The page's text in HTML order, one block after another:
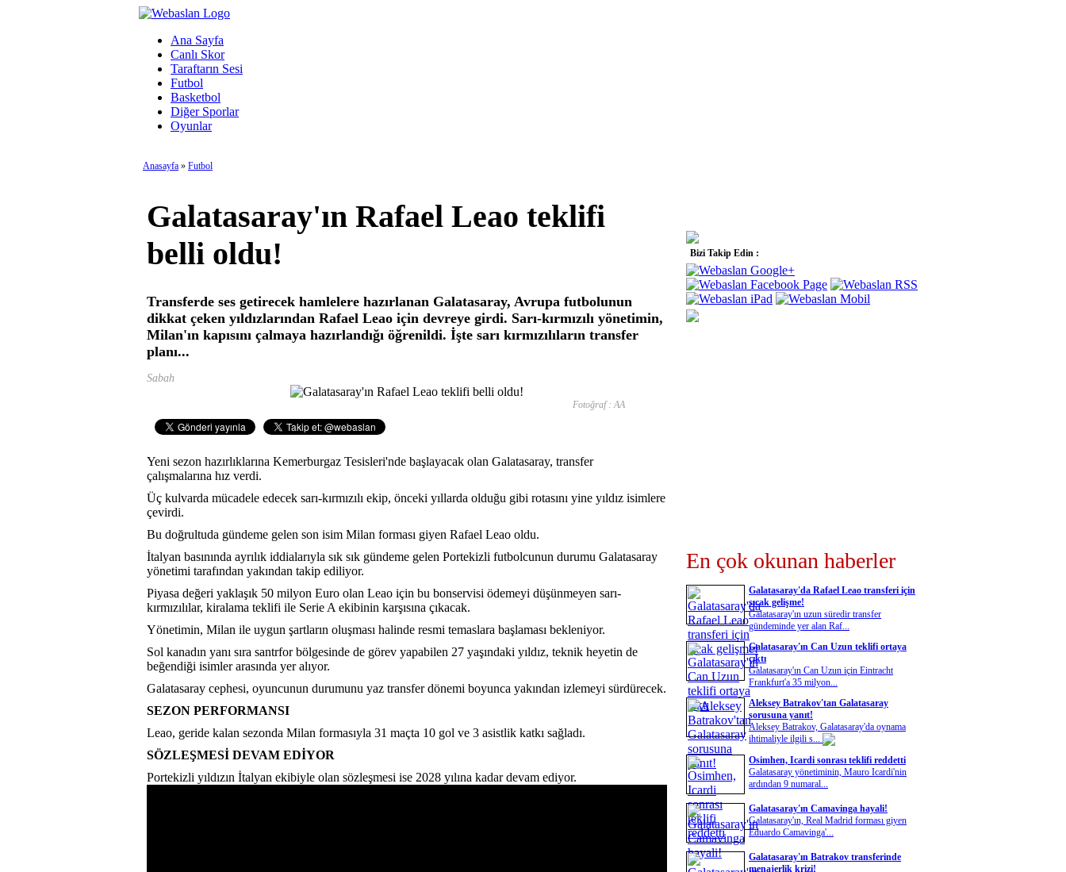
Ana Sayfa
Canlı Skor
Taraftarın Sesi
Futbol
Basketbol
Diğer Sporlar
Oyunlar
Anasayfa » Futbol
Galatasaray'ın Rafael Leao teklifi
belli oldu!
Transferde ses getirecek hamlelere hazırlanan Galatasaray, Avrupa futbolunun
dikkat çeken yıldızlarından Rafael Leao için devreye girdi. Sarı-kırmızılı yönetimin,
Milan'ın kapısını çalmaya hazırlandığı öğrenildi. İşte sarı kırmızılıların transfer
planı...
Sabah
Fotoğraf : AA
Yeni sezon hazırlıklarına Kemerburgaz Tesisleri'nde başlayacak olan Galatasaray, transfer
çalışmalarına hız verdi.
Üç kulvarda mücadele edecek sarı-kırmızılı ekip, önceki yıllarda olduğu gibi rotasını yine yıldız isimlere
çevirdi.
Bu doğrultuda gündeme gelen son isim Milan forması giyen Rafael Leao oldu.
İtalyan basınında ayrılık iddialarıyla sık sık gündeme gelen Portekizli futbolcunun durumu Galatasaray
yönetimi tarafından yakından takip ediliyor.
Piyasa değeri yaklaşık 50 milyon Euro olan Leao için bu bonservisi ödemeyi düşünmeyen sarı-
kırmızılılar, kiralama teklifi ile Serie A ekibinin karşısına çıkacak.
Yönetimin, Milan ile uygun şartların oluşması halinde resmi temaslara başlaması bekleniyor.
Sol kanadın yanı sıra santrfor bölgesinde de görev yapabilen 27 yaşındaki yıldız, teknik heyetin de
beğendiği isimler arasında yer alıyor.
Galatasaray cephesi, oyuncunun durumunu yaz transfer dönemi boyunca yakından izlemeyi sürdürecek.
SEZON PERFORMANSI
Leao, geride kalan sezonda Milan formasıyla 31 maçta 10 gol ve 3 asistlik katkı sağladı.
SÖZLEŞMESİ DEVAM EDİYOR
Portekizli yıldızın İtalyan ekibiyle olan sözleşmesi ise 2028 yılına kadar devam ediyor.
Bizi Takip Edin :
En çok okunan haberler
Galatasaray'da Rafael Leao transferi için
sıcak gelişme!
Galatasaray'ın uzun süredir transfer
gündeminde yer alan Raf...
Galatasaray'ın Can Uzun teklifi ortaya
çıktı
Galatasaray'ın Can Uzun için Eintracht
Frankfurt'a 35 milyon...
Aleksey Batrakov'tan Galatasaray
sorusuna yanıt!
Aleksey Batrakov, Galatasaray'da oynama
ihtimaliyle ilgili s...
Osimhen, Icardi sonrası teklifi reddetti
Galatasaray yönetiminin, Mauro Icardi'nin
ardından 9 numaral...
Galatasaray'ın Camavinga hayali!
Galatasaray'ın, Real Madrid forması giyen
Eduardo Camavinga'...
Galatasaray'ın Batrakov transferinde
menajerlik krizi!